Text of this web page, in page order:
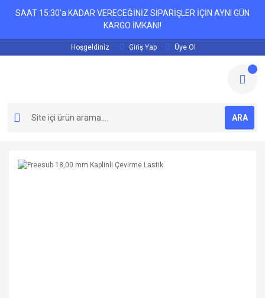
SAAT 15:30'a KADAR VERECEĞİNİZ SİPARİŞLER İÇİN AYNI GÜN
KARGO İMKANI!
Hoşgeldiniz Giriş Yap Üye Ol
ARA